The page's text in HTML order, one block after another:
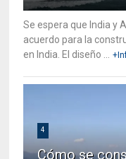
Se espera que India y
acuerdo para la
en India. El diseño ...
4
Cómo se